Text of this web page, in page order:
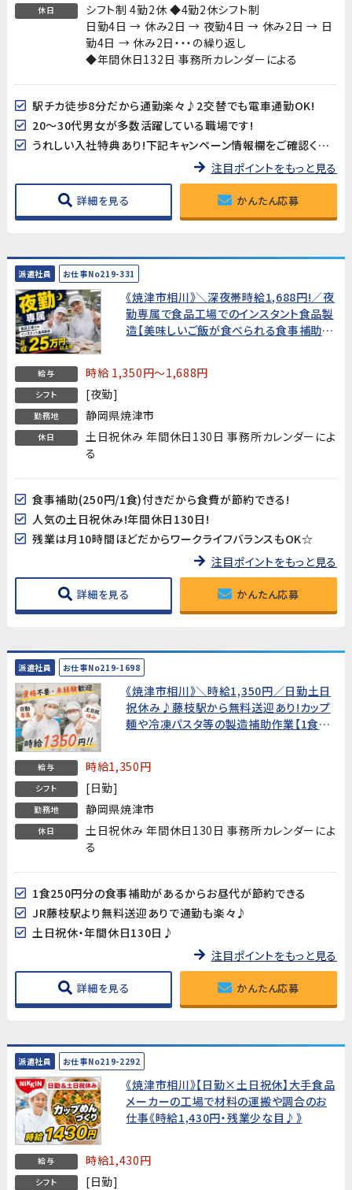
休日
シフト制 4勤2休 ◆4勤2休シフト制
日勤4日 → 休み2日 → 夜勤4日 → 休み2日 → 日
勤4日 → 休み2日・・・の繰り返し
◆年間休日132日 事務所カレンダーによる
駅チカ徒歩8分だから通勤楽々♪2交替でも電車通勤OK!
20～30代男女が多数活躍している職場です!
うれしい入社特典あり!下記キャンペーン情報欄をご確認ください
注目ポイントをもっと見る
詳細を見る かんたん応募
派遣社員 お仕事No219-331
《焼津市相川》＼深夜帯時給1,688円!／夜
勤専属で食品工場でのインスタント食品製
造【美味しいご飯が食べられる食事補助
給与 時給 1,350円～1,688円
シフト [夜勤]
勤務地 静岡県焼津市
休日
土日祝休み 年間休日130日 事務所カレンダーによ
る
食事補助(250円/1食)付きだから食費が節約できる!
人気の土日祝休み!年間休日130日!
残業は月10時間ほどだからワークライフバランスもOK☆
注目ポイントをもっと見る
詳細を見る かんたん応募
派遣社員 お仕事No219-1698
《焼津市相川》＼時給1,350円／日勤土日
祝休み♪藤枝駅から無料送迎あり!カップ
麺や冷凍パスタ等の製造補助作業【1食
給与 時給1,350円
シフト [日勤]
勤務地 静岡県焼津市
休日
土日祝休み 年間休日130日 事務所カレンダーによ
る
1食250円分の食事補助があるからお昼代が節約できる
JR藤枝駅より無料送迎ありで通勤も楽々♪
土日祝休・年間休日130日♪
注目ポイントをもっと見る
詳細を見る かんたん応募
派遣社員 お仕事No219-2292
《焼津市相川》【日勤×土日祝休】大手食品
メーカーの工場で材料の運搬や調合のお
仕事《時給1,430円・残業少な目♪》
給与 時給1,430円
シフト [日勤]